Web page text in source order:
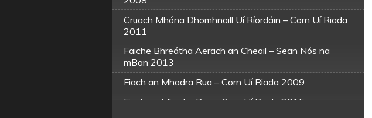
Cruach Mhóna Dhomhnaill Uí Ríordáin – Corn Uí Riada
2011
Faiche Bhreátha Aerach an Cheoil – Sean Nós na
mBan 2013
Fiach an Mhadra Rua – Corn Uí Riada 2009
Fiach an Mhadra Rua – Corn Uí Riada 2015